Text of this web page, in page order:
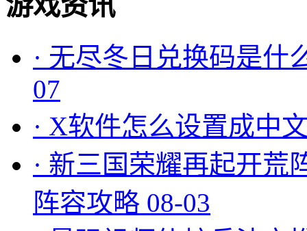
· 无尽冬日兑换码是什
07
· X软件怎么设置成中
· 新三国荣耀再起开荒
阵容攻略 08-03